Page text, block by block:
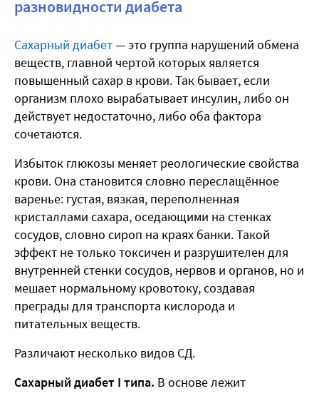
разновидности диабета
Сахарный диабет— это группа нарушений обмена
веществ, главной чертой которых является
повышенный сахар в крови. Так бывает, если
организм плохо вырабатывает инсулин, либо он
действует недостаточно, либо оба фактора
сочетаются.
Избыток глюкозы меняет реологические свойства
крови. Она становится словно переслащённое
варенье: густая, вязкая, переполненная
кристаллами сахара, оседающими на стенках
сосудов, словно сироп на краях банки. Такой
эффект не только токсичен и разрушителен для
внутренней стенки сосудов, нервов и органов, но и
мешает нормальному кровотоку, создавая
преграды для транспорта кислорода и
питательных веществ.
Различают несколько видов СД.
Сахарный диабет I типа. В основе лежит